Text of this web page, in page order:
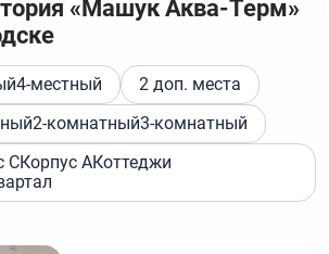
«Машук Аква-Терм»
4-местный
2 доп. места
2-комнатный3-комнатный
СКорпус АКоттеджи